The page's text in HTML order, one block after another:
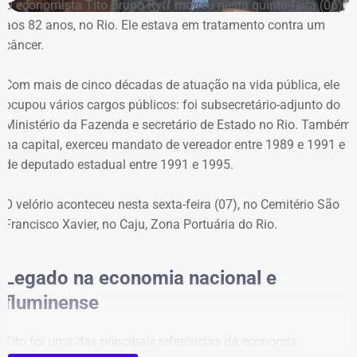
declarou uma casa de R$ 2 milhões, um apartamento de
R$ 600 mil, um terreno de R$ 85 mil, um automóvel de R$
410 mil, além de recursos em poupança, contas correntes
Já em 2020, quando concorreu pela primeira vez ao
cargo de vereador e terminou como suplente pelo
Patriota, o patrimônio declarado era composto apenas
por R$ 48 mil em poupança e R$ 12 mil em conta
O economista Tito Bruno Ryff morreu nesta quinta-feira (06),
aos 82 anos, no Rio. Ele estava em tratamento contra um
câncer.
Com mais de cinco décadas de atuação na vida pública, ele
ocupou vários cargos públicos: foi subsecretário-adjunto do
Ministério da Fazenda e secretário de Estado no Rio. Também
na capital, exerceu mandato de vereador entre 1989 e 1991 e
de deputado estadual entre 1991 e 1995.
O velório aconteceu nesta sexta-feira (07), no Cemitério São
Francisco Xavier, no Caju, Zona Portuária do Rio.
Legado na economia nacional e
fluminense